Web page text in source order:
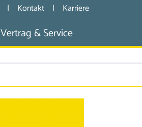
| Kontakt | Karriere
Vertrag & Service